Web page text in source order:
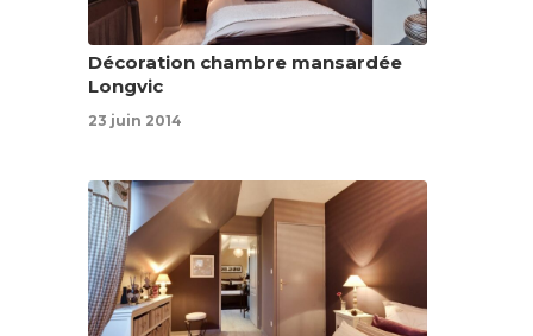
Décoration chambre mansardée
Longvic
23 juin 2014